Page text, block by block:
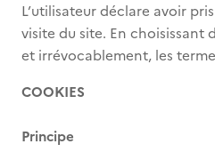
L’utilisateur déclare avoir
visite du site. En choisissant
et irrévocablement, les
COOKIES
Principe